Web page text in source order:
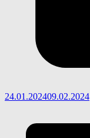
24.01.202409.02.2024